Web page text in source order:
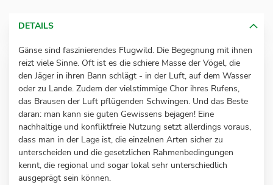
DETAILS
Gänse sind faszinierendes Flugwild. Die Begegnung mit ihnen
reizt viele Sinne. Oft ist es die schiere Masse der Vögel, die
den Jäger in ihren Bann schlägt - in der Luft, auf dem Wasser
oder zu Lande. Zudem der vielstimmige Chor ihres Rufens,
das Brausen der Luft pflügenden Schwingen. Und das Beste
daran: man kann sie guten Gewissens bejagen! Eine
nachhaltige und konfliktfreie Nutzung setzt allerdings voraus,
dass man in der Lage ist, die einzelnen Arten sicher zu
unterscheiden und die gesetzlichen Rahmenbedingungen
kennt, die regional und sogar lokal sehr unterschiedlich
ausgeprägt sein können.